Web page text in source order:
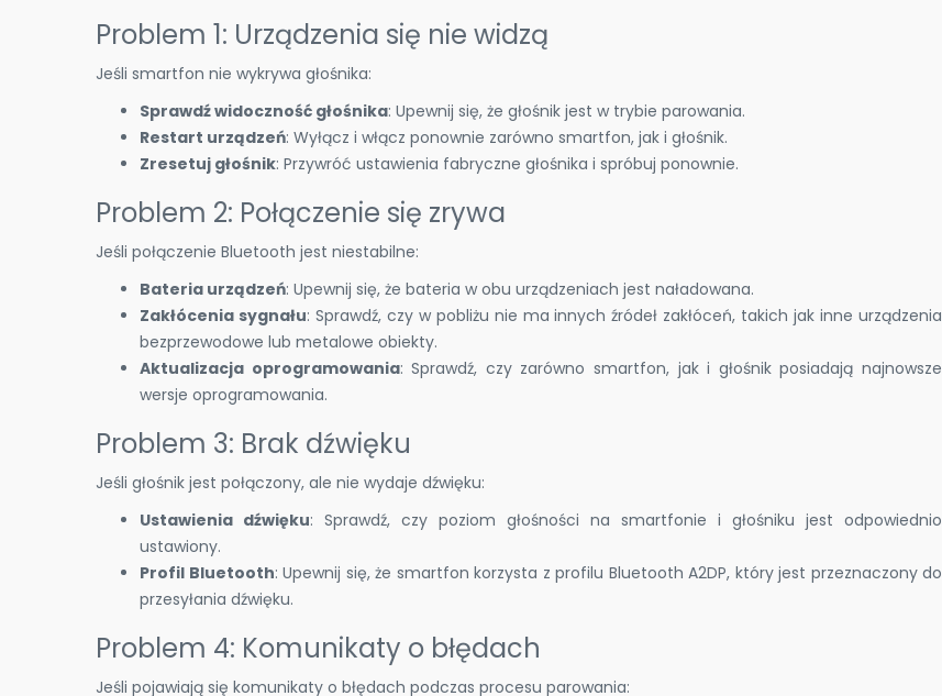
Problem 1: Urządzenia się nie widzą
Jeśli smartfon nie wykrywa głośnika:
Sprawdź widoczność głośnika: Upewnij się, że głośnik jest w trybie parowania.
Restart urządzeń: Wyłącz i włącz ponownie zarówno smartfon, jak i głośnik.
Zresetuj głośnik: Przywróć ustawienia fabryczne głośnika i spróbuj ponownie.
Problem 2: Połączenie się zrywa
Jeśli połączenie Bluetooth jest niestabilne:
Bateria urządzeń: Upewnij się, że bateria w obu urządzeniach jest naładowana.
Zakłócenia sygnału: Sprawdź, czy w pobliżu nie ma innych źródeł zakłóceń, takich jak inne urządzenia
bezprzewodowe lub metalowe obiekty.
Aktualizacja oprogramowania: Sprawdź, czy zarówno smartfon, jak i głośnik posiadają najnowsze
wersje oprogramowania.
Problem 3: Brak dźwięku
Jeśli głośnik jest połączony, ale nie wydaje dźwięku:
Ustawienia dźwięku: Sprawdź, czy poziom głośności na smartfonie i głośniku jest odpowiednio
ustawiony.
Profil Bluetooth: Upewnij się, że smartfon korzysta z profilu Bluetooth A2DP, który jest przeznaczony do
przesyłania dźwięku.
Problem 4: Komunikaty o błędach
Jeśli pojawiają się komunikaty o błędach podczas procesu parowania: